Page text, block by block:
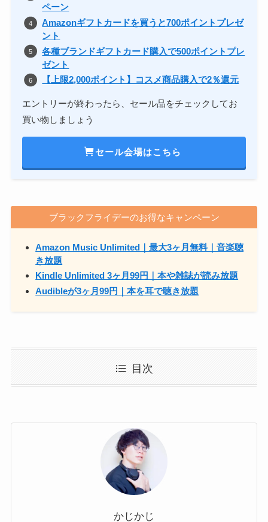
ペーン
Amazonギフトカードを買うと700ポイントプレゼ
ント
各種ブランドギフトカード購入で500ポイントプレ
ゼント
【上限2,000ポイント】コスメ商品購入で2％還元
エントリーが終わったら、セール品をチェックしてお
買い物しましょう
セール会場はこちら
ブラックフライデーのお得なキャンペーン
Amazon Music Unlimited｜最大3ヶ月無料｜音楽聴
き放題
Kindle Unlimited 3ヶ月99円｜本や雑誌が読み放題
Audibleが3ヶ月99円 ｜本を耳で聴き放題
目次
かじかじ